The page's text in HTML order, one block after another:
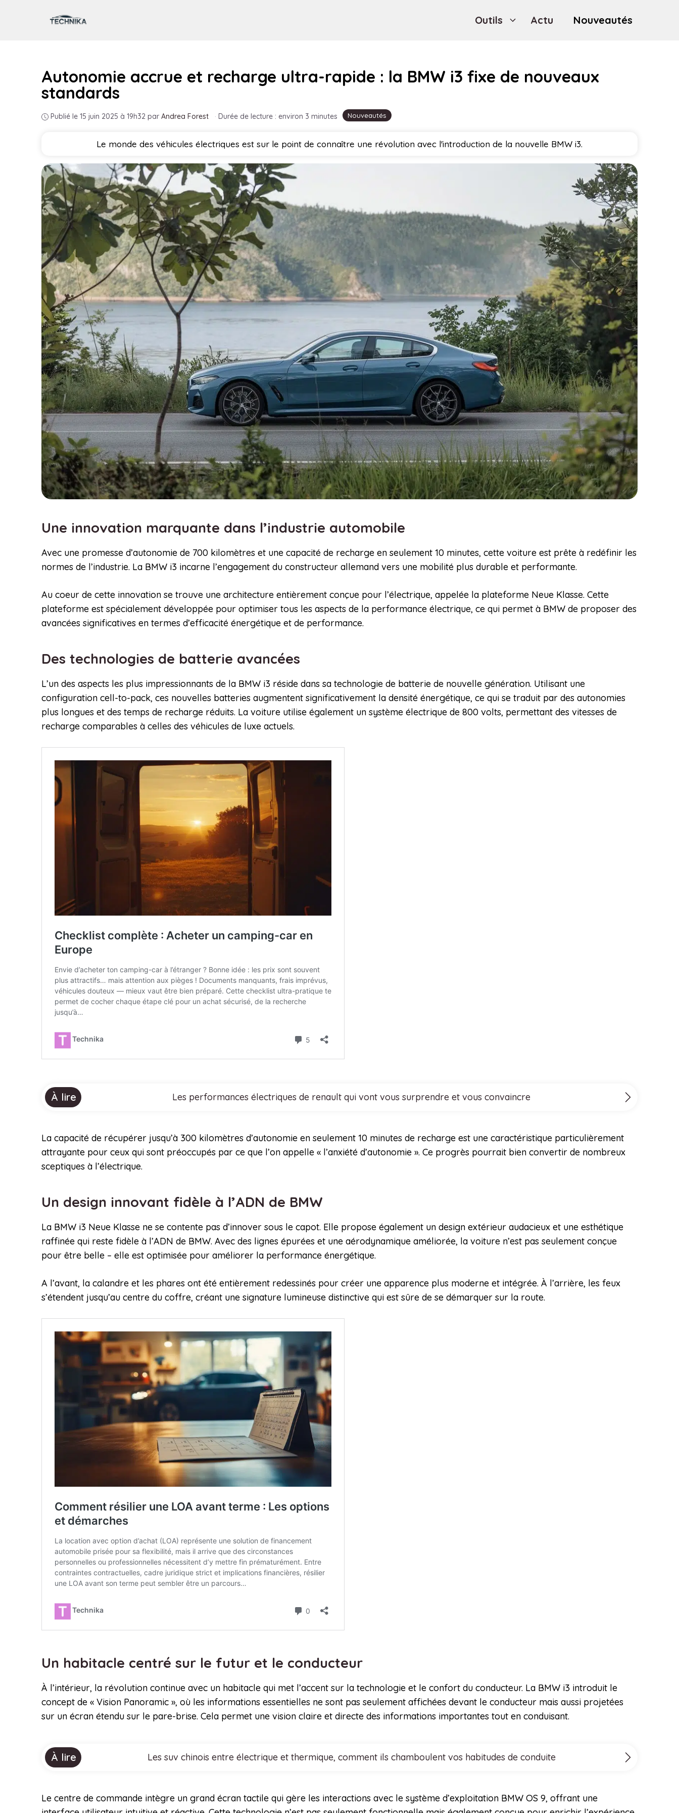
Outils Actu Nouveautés
Nouveautés
Autonomie accrue et recharge ultra-rapide : la BMW i3 fixe de nouveaux
standards
Publié le 15 juin 2025 à 19h32 par Andrea Forest · Durée de lecture : environ 3 minutes
Le monde des véhicules électriques est sur le point de connaître une révolution avec l'introduction de la nouvelle BMW i3.
Une innovation marquante dans l’industrie automobile
Avec une promesse d’autonomie de 700 kilomètres et une capacité de recharge en seulement 10 minutes, cette voiture est prête à redéfinir les
normes de l’industrie. La BMW i3 incarne l’engagement du constructeur allemand vers une mobilité plus durable et performante.
Au coeur de cette innovation se trouve une architecture entièrement conçue pour l’électrique, appelée la plateforme Neue Klasse. Cette
plateforme est spécialement développée pour optimiser tous les aspects de la performance électrique, ce qui permet à BMW de proposer des
avancées significatives en termes d’efficacité énergétique et de performance.
Des technologies de batterie avancées
L’un des aspects les plus impressionnants de la BMW i3 réside dans sa technologie de batterie de nouvelle génération. Utilisant une
configuration cell-to-pack, ces nouvelles batteries augmentent significativement la densité énergétique, ce qui se traduit par des autonomies
plus longues et des temps de recharge réduits. La voiture utilise également un système électrique de 800 volts, permettant des vitesses de
recharge comparables à celles des véhicules de luxe actuels.
À lire Les performances électriques de renault qui vont vous surprendre et vous convaincre
La capacité de récupérer jusqu’à 300 kilomètres d’autonomie en seulement 10 minutes de recharge est une caractéristique particulièrement
attrayante pour ceux qui sont préoccupés par ce que l’on appelle « l’anxiété d’autonomie ». Ce progrès pourrait bien convertir de nombreux
sceptiques à l’électrique.
Un design innovant fidèle à l’ADN de BMW
La BMW i3 Neue Klasse ne se contente pas d’innover sous le capot. Elle propose également un design extérieur audacieux et une esthétique
raffinée qui reste fidèle à l’ADN de BMW. Avec des lignes épurées et une aérodynamique améliorée, la voiture n’est pas seulement conçue
pour être belle – elle est optimisée pour améliorer la performance énergétique.
A l’avant, la calandre et les phares ont été entièrement redessinés pour créer une apparence plus moderne et intégrée. À l’arrière, les feux
s’étendent jusqu’au centre du coffre, créant une signature lumineuse distinctive qui est sûre de se démarquer sur la route.
Un habitacle centré sur le futur et le conducteur
À l’intérieur, la révolution continue avec un habitacle qui met l’accent sur la technologie et le confort du conducteur. La BMW i3 introduit le
concept de « Vision Panoramic », où les informations essentielles ne sont pas seulement affichées devant le conducteur mais aussi projetées
sur un écran étendu sur le pare-brise. Cela permet une vision claire et directe des informations importantes tout en conduisant.
À lire Les suv chinois entre électrique et thermique, comment ils chamboulent vos habitudes de conduite
Le centre de commande intègre un grand écran tactile qui gère les interactions avec le système d’exploitation BMW OS 9, offrant une